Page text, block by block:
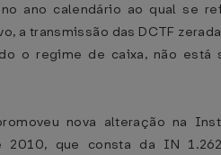
ano calendário ao qual se
a transmissão das DCTF
o regime de caixa, não está
nova alteração na
2010, que consta da IN